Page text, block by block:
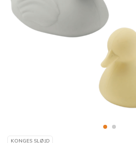
KONGES SLØJD